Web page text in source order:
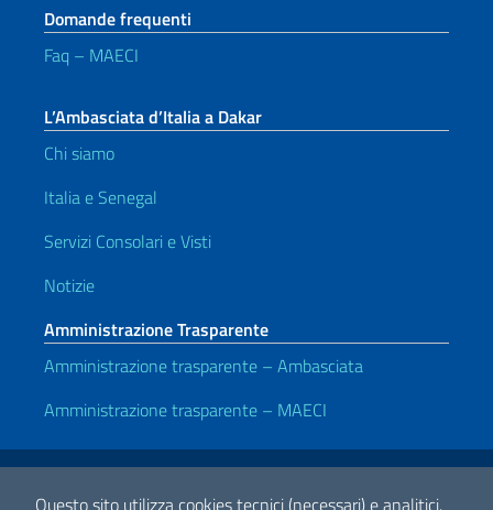
Questo sito utilizza cookies tecnici (necessari) e analitici.
Domande frequenti
Faq – MAECI
L’Ambasciata d’Italia a Dakar
Chi siamo
Italia e Senegal
Servizi Consolari e Visti
Notizie
Amministrazione Trasparente
Amministrazione trasparente – Ambasciata
Amministrazione trasparente – MAECI
Link Utili